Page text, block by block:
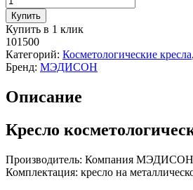
000
товара
Кресло
косметологическое
Элегия-03
(Элегия-2),
3
Имеет
Купить
Купить в 1 клик
101500
Категорий: Косметологические кресла,
Бренд: МЭДИСОН
Описание
Кресло
Производитель: Компания
Комплектация: кресло на